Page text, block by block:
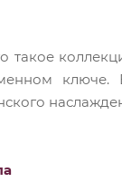
такое
ключе.